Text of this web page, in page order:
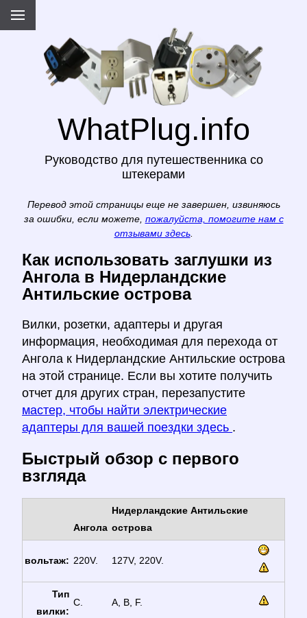
WhatPlug.info
Руководство для путешественника со
штекерами
Перевод этой страницы еще не завершен, извиняюсь
за ошибки, если можете, пожалуйста, помогите нам с
отзывами здесь.
Как использовать заглушки из
Ангола в Нидерландские
Антильские острова
Вилки, розетки, адаптеры и другая
информация, необходимая для перехода от
Ангола к Нидерландские Антильские острова
на этой странице. Если вы хотите получить
отчет для других стран, перезапустите
мастер, чтобы найти электрические
адаптеры для вашей поездки здесь .
Быстрый обзор с первого
взгляда
Ангола
Нидерландские Антильские
острова
вольтаж: 220V. 127V, 220V.
Тип
вилки:
C. A, B, F.